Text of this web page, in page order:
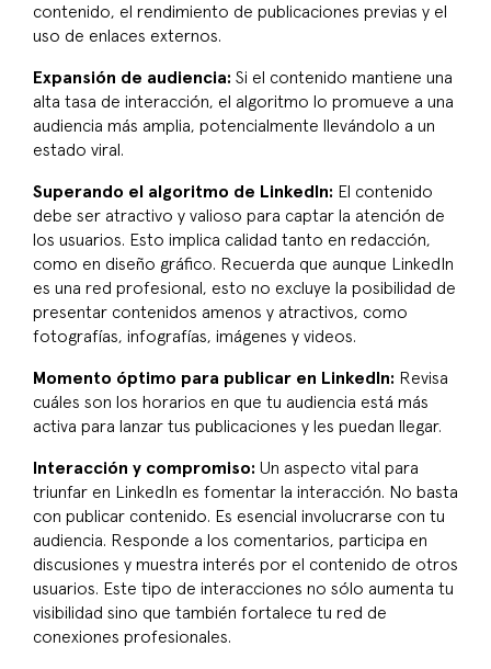
contenido, el rendimiento de publicaciones previas y el
uso de enlaces externos.
Expansión de audiencia: Si el contenido mantiene una
alta tasa de interacción, el algoritmo lo promueve a una
audiencia más amplia, potencialmente llevándolo a un
estado viral.
Superando el algoritmo de LinkedIn: El contenido
debe ser atractivo y valioso para captar la atención de
los usuarios. Esto implica calidad tanto en redacción,
como en diseño gráfico. Recuerda que aunque LinkedIn
es una red profesional, esto no excluye la posibilidad de
presentar contenidos amenos y atractivos, como
fotografías, infografías, imágenes y videos.
Momento óptimo para publicar en LinkedIn: Revisa
cuáles son los horarios en que tu audiencia está más
activa para lanzar tus publicaciones y les puedan llegar.
Interacción y compromiso: Un aspecto vital para
triunfar en LinkedIn es fomentar la interacción. No basta
con publicar contenido. Es esencial involucrarse con tu
audiencia. Responde a los comentarios, participa en
discusiones y muestra interés por el contenido de otros
usuarios. Este tipo de interacciones no sólo aumenta tu
visibilidad sino que también fortalece tu red de
conexiones profesionales.